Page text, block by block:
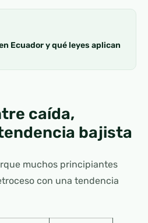
Ecuador y qué leyes aplican
caída,
bajista
muchos principiantes
con una tendencia